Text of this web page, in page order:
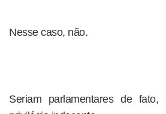
Nesse caso, não.
Seriam parlamentares de fato,